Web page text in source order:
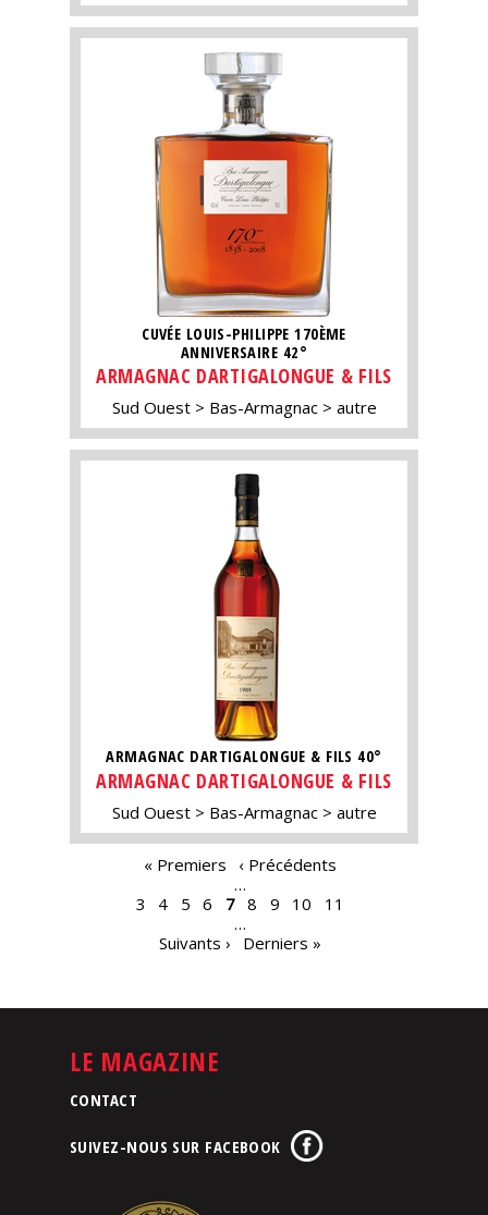
CUVÉE LOUIS-PHILIPPE 170ÈME
ANNIVERSAIRE 42°
ARMAGNAC DARTIGALONGUE & FILS
Sud Ouest Bas-Armagnac autre
ARMAGNAC DARTIGALONGUE & FILS 40°
ARMAGNAC DARTIGALONGUE & FILS
Sud Ouest Bas-Armagnac autre
« Premiers
‹ Précédents
…
3
4 5 6 7 8 9 10
11
…
Suivants ›
Derniers »
LE MAGAZINE
CONTACT
SUIVEZ-NOUS SUR FACEBOOK